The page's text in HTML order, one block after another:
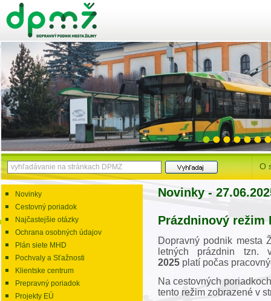
O
Novinky
Cestovný poriadok
Najčastejšie otázky
Ochrana osobných údajov
Plán siete MHD
Pochvaly a Sťažnosti
Klientske centrum
Prepravný poriadok
Projekty EÚ
Novinky -
Prázdninový režim
Dopravný podnik mesta
letných prázdnin
2025 platí počas
Na cestovných
tento režim zobrazené v